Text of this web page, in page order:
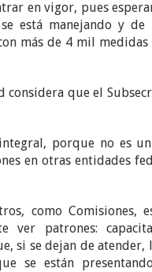
en vigor, pues
está manejando y de
más de 4 mil
considera que el
porque no es
en otras entidades
como Comisiones,
patrones:
si se dejan de atender,
se están